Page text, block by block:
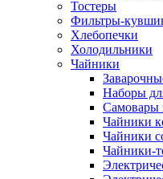
Тостеры
Фильтры-
Хлебопечки
Холодильники
Чайники
Наборы
Самовары
Чайники
Чайники
Чайники-